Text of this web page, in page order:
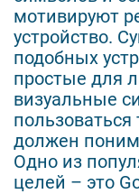
мотивируют
устройство.
подобных
простые для
визуальные
должен
Одно из
целей – это